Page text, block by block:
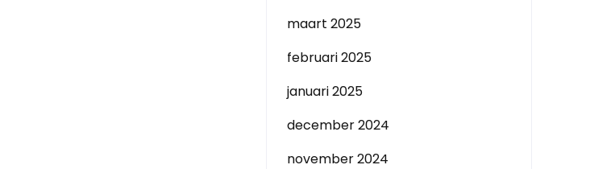
maart 2025
februari 2025
januari 2025
december 2024
november 2024